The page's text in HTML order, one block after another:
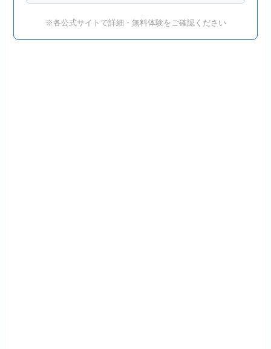
※各公式サイトで詳細・無料体験をご確認ください